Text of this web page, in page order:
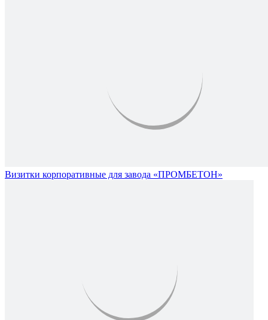
Визитки корпоративные для завода «ПРОМБЕТОН»